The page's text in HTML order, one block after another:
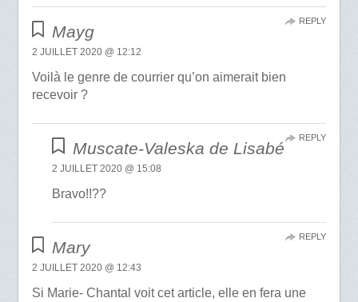
Mayg
2 JUILLET 2020 @ 12:12
Voilà le genre de courrier qu’on aimerait bien
recevoir ?
REPLY
Muscate-Valeska de Lisabé
2 JUILLET 2020 @ 15:08
Bravo!!??
REPLY
Mary
2 JUILLET 2020 @ 12:43
Si Marie- Chantal voit cet article, elle en fera une
REPLY